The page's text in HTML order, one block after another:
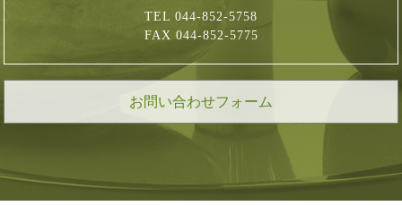
TEL 044-852-5758
FAX 044-852-5775
お問い合わせフォーム